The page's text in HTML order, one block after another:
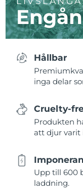
Hållbar
inga delar
Cruelty-
Produkten
att djur varit
Upp till 600
laddning.